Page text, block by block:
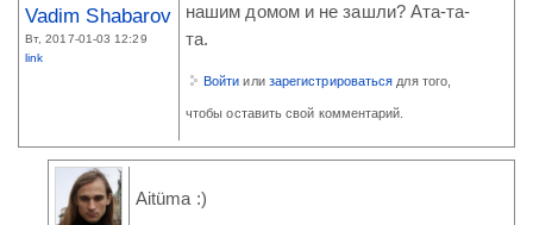
Vadim Shabarov
Вт, 2017-01-03 12:29
link
нашим домом и не зашли? Ата-та-
та.
Войти или зарегистрироваться для того,
чтобы оставить свой комментарий.
Aitüma :)